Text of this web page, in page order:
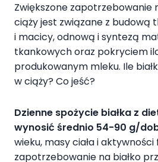
Zwiększone zapotrzebowanie
ciąży jest związane z budową
i macicy, odnową i syntezą
tkankowych oraz pokryciem
produkowanym mleku. Ile
w ciąży? Co jeść?
Dzienne spożycie białka z
wynosić średnio 54-90 g/
wieku, masy ciała i aktywności
zapotrzebowanie na białko